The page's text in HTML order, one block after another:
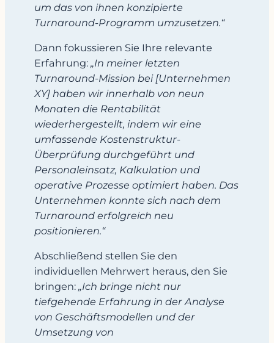
um das von ihnen konzipierte
Turnaround-Programm umzusetzen.“
Dann fokussieren Sie Ihre relevante
Erfahrung: „In meiner letzten
Turnaround-Mission bei [Unternehmen
XY] haben wir innerhalb von neun
Monaten die Rentabilität
wiederhergestellt, indem wir eine
umfassende Kostenstruktur-
Überprüfung durchgeführt und
Personaleinsatz, Kalkulation und
operative Prozesse optimiert haben. Das
Unternehmen konnte sich nach dem
Turnaround erfolgreich neu
positionieren.“
Abschließend stellen Sie den
individuellen Mehrwert heraus, den Sie
bringen: „Ich bringe nicht nur
tiefgehende Erfahrung in der Analyse
von Geschäftsmodellen und der
Umsetzung von